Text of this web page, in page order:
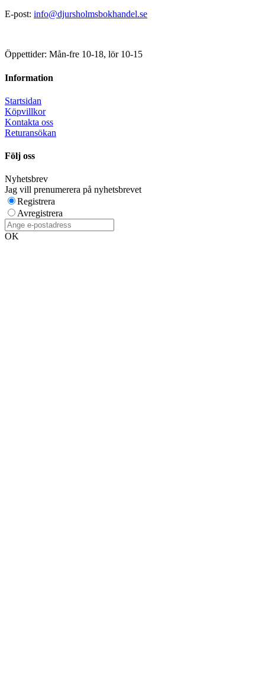
E-post: info@djursholmsbokhandel.se
Öppettider: Mån-fre 10-18, lör 10-15
Information
Startsidan
Köpvillkor
Kontakta oss
Returansökan
Följ oss
Nyhetsbrev
Jag vill prenumerera på nyhetsbrevet
Registrera
Avregistrera
OK